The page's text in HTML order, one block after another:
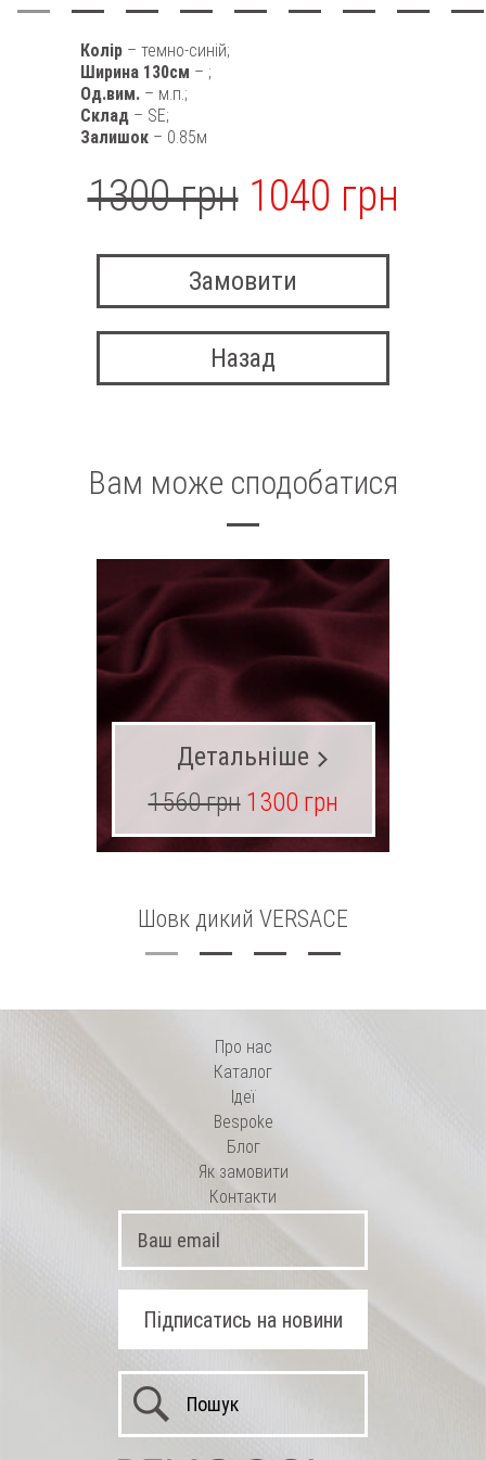
Колір – темно-синій;
Ширина 130см – ;
Од.вим. – м.п.;
Склад – SE;
Залишок – 0.85м
1300 грн 1040 грн
Замовити
Назад
Вам може сподобатися
Шовк дикий VERSACE
Детальніше
1560 грн 1300 грн
Про нас
Каталог
Ідеї
Bespoke
Блог
Як замовити
Контакти